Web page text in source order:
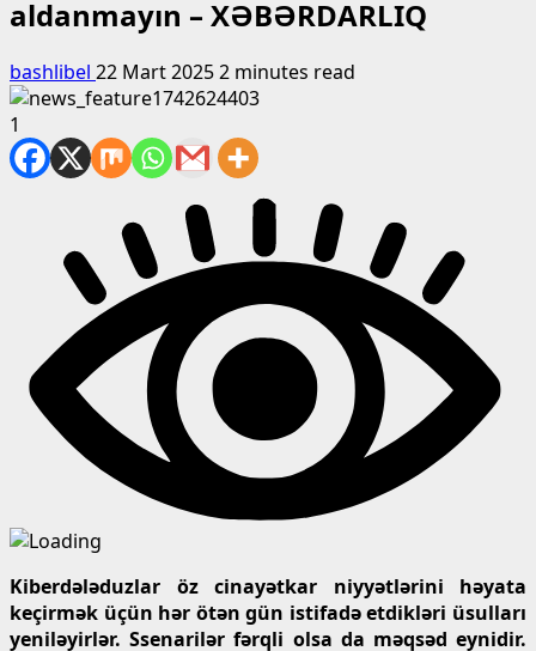
aldanmayın – XƏBƏRDARLIQ
bashlibel 22 Mart 20252 minutes read
1
Kiberdələduzlar öz cinayətkar niyyətlərini həyata
keçirmək üçün hər ötən gün istifadə etdikləri üsulları
yeniləyirlər. Ssenarilər fərqli olsa da məqsəd eynidir.